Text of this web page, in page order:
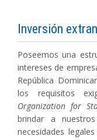
Inversión
Poseemos una
intereses de
República
los requisitos
Organization for
brindar a
necesidades